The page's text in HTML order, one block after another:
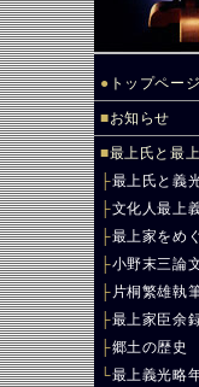
● トップページ
■お知らせ
■最上氏と最
├最上氏と義
├文化人最上
├最上家をめ
├小野末三論
├ 片桐繁雄執
├最上家臣余
├郷土の歴史
└最上義光略